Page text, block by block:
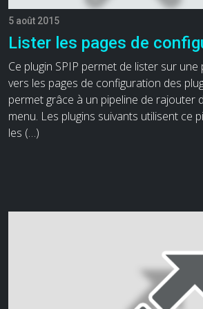
5 août 2015
Lister les pages de
Ce plugin SPIP permet de lister sur
vers les pages de configuration des
permet grâce à un pipeline de rajouter
menu. Les plugins suivants utilisent ce
les (…)